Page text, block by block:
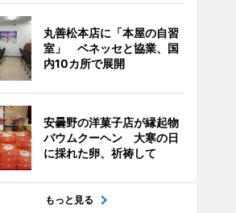
丸善松本店に「本屋の自習
室」 ベネッセと協業、国
内10カ所で展開
安曇野の洋菓子店が縁起物
バウムクーヘン 大寒の日
に採れた卵、祈祷して
もっと見る